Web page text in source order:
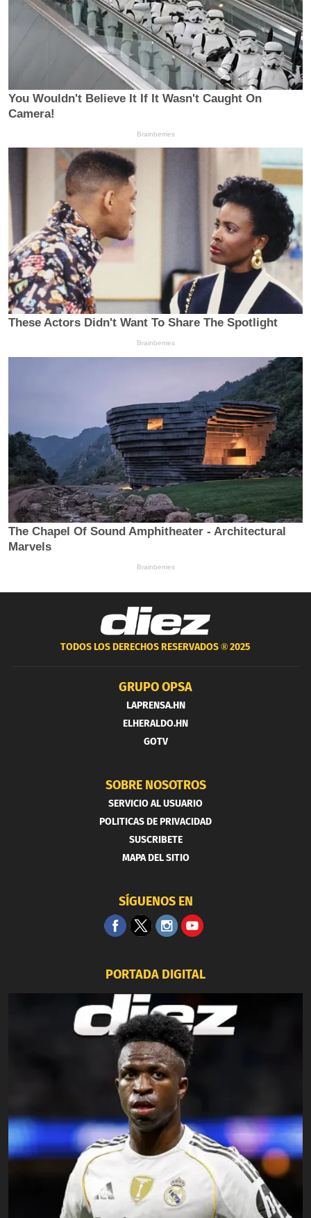
TODOS LOS DERECHOS RESERVADOS ®2025
GRUPO OPSA
LAPRENSA.HN
ELHERALDO.HN
GOTV
SOBRE NOSOTROS
SERVICIO AL USUARIO
POLITICAS DE PRIVACIDAD
SUSCRIBETE
MAPA DEL SITIO
SÍGUENOS EN
PORTADA DIGITAL